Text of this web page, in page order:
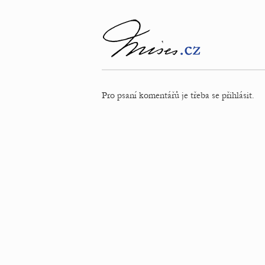
Pro psaní komentářů je třeba se přihlásit.